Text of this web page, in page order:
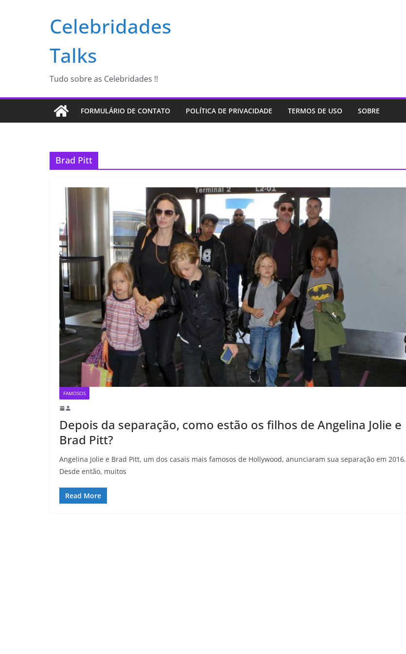
Celebridades
Talks
Tudo sobre as Celebridades !!
FORMULÁRIO DE CONTATO POLÍTICA DE PRIVACIDADE TERMOS DE USO SOBRE
Brad Pitt
FAMOSOS
Depois da separação, como estão os filhos de Angelina Jolie e
Brad Pitt?
Angelina Jolie e Brad Pitt, um dos casais mais famosos de Hollywood, anunciaram sua separação em 2016.
Desde então, muitos
Read More